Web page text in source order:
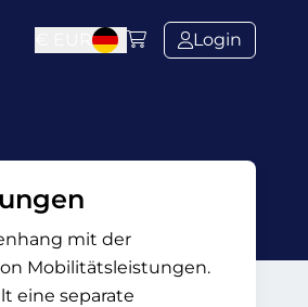
Login
mit der
Mobilitätsleistungen.
eine separate